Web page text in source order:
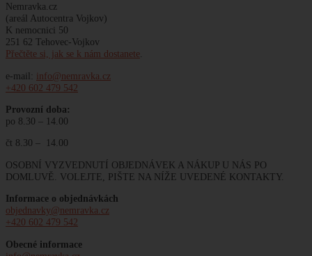
Nemravka.cz
(areál Autocentra Vojkov)
K nemocnici 50
251 62 Tehovec-Vojkov
Přečtěte si, jak se k nám dostanete
e-mail: info@nemravka.cz
+420 602 479 542
Provozní doba:
po 8.30 – 14.00
čt 8.30 – 14.00
OSOBNÍ VYZVEDNUTÍ OBJEDNÁVEK A NÁKUP U NÁS PO
DOMLUVĚ. VOLEJTE, PIŠTE NA NÍŽE UVEDENÉ KONTAKTY.
Informace o objednávkách
objednavky@nemravka.cz
+420 602 479 542
Obecné informace